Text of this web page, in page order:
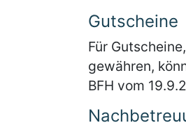
Gutscheine
Für
gewähren,
BFH vom